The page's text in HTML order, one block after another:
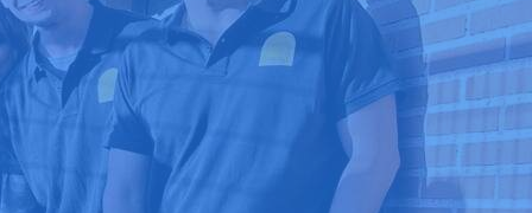
necesidades de tu